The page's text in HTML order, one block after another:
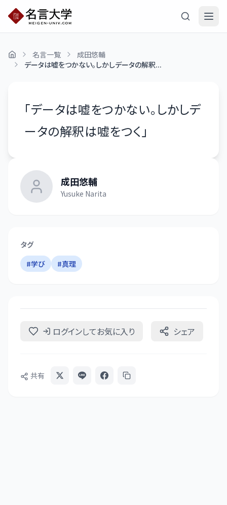
名言一覧
成田悠輔
データは嘘をつかない。しかしデータの解釈...
「データは嘘をつかない。しかしデ
ータの解釈は嘘をつく 」
成田悠輔
Yusuke Narita
タグ
#学び #真理
ログインしてお気に入り シェア
共有